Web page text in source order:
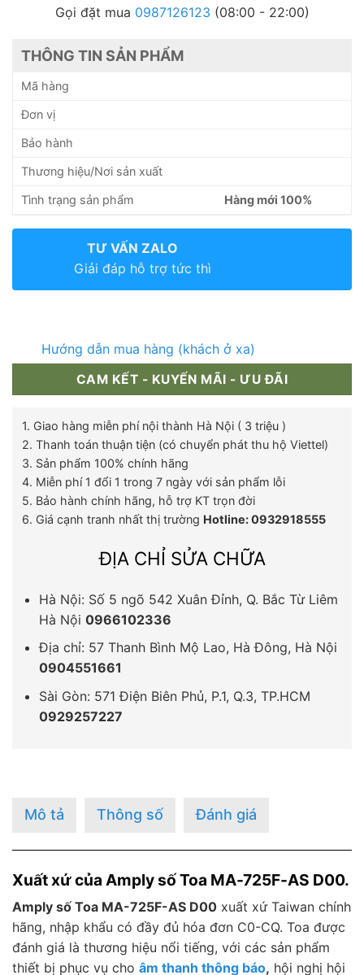
Gọi đặt mua 0987126123 (08:00 - 22:00)
THÔNG TIN SẢN PHẨM
Mã hàng
Đơn vị
Bảo hành
Thương hiệu/Nơi sản xuất
Tình trạng sản phẩm Hàng mới 100%
TƯ VẤN ZALO
Giải đáp hỗ trợ tức thì
Hướng dẫn mua hàng (khách ở xa)
CAM KẾT - KUYẾN MÃI - ƯU ĐÃI
1. Giao hàng miễn phí nội thành Hà Nội ( 3 triệu )
2. Thanh toán thuận tiện (có chuyển phát thu hộ Viettel)
3. Sản phẩm 100% chính hãng
4. Miễn phí 1 đổi 1 trong 7 ngày với sản phẩm lỗi
5. Bảo hành chính hãng, hỗ trợ KT trọn đời
6. Giá cạnh tranh nhất thị trường Hotline: 0932918555
ĐỊA CHỈ SỬA CHỮA
Hà Nội: Số 5 ngõ 542 Xuân Đỉnh, Q. Bắc Từ Liêm
Hà Nội 0966102336
Địa chỉ: 57 Thanh Bình Mộ Lao, Hà Đông, Hà Nội
0904551661
Sài Gòn: 571 Điện Biên Phủ, P.1, Q.3, TP.HCM
0929257227
Mô tả Thông số Đánh giá
Xuất xứ của Amply số Toa MA-725F-AS D00.
Amply số Toa MA-725F-AS D00 xuất xứ Taiwan chính
hãng, nhập khẩu có đầy đủ hóa đơn C0-CQ. Toa được
đánh giá là thương hiệu nổi tiếng, với các sản phẩm
thiết bị phục vụ cho âm thanh thông báo, hội nghị hội